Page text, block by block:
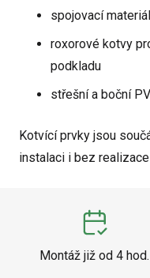
spojovací materiál
roxorové kotvy
podkladu
střešní a boční
Kotvící prvky jsou
instalaci i bez
Montáž již od 4 hod.